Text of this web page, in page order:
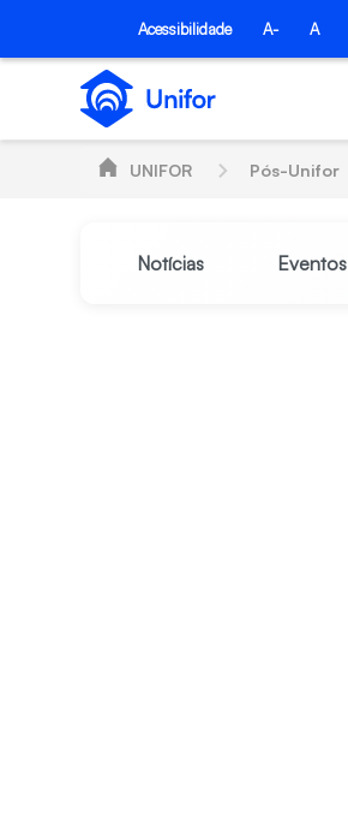
Pular para o Conteúdo principal
Acessibilidade A- A
UNIFOR Pós-Unifor
Notícias Eventos